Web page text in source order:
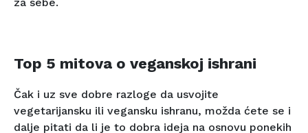
Top 5 mitova o veganskoj ishrani
Čak i uz sve dobre razloge da usvojite
vegetarijansku ili vegansku ishranu, možda ćete se i
dalje pitati da li je to dobra ideja na osnovu ponekih